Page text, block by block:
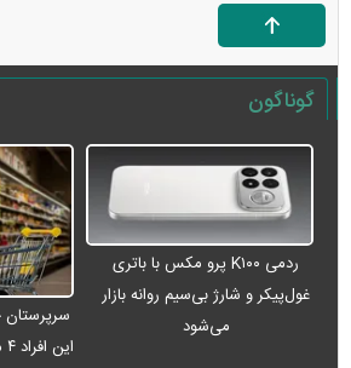
گوناگون
ردمی K۱۰۰ پرو مکس با باتری
غول‌پیکر و شارژ بی‌سیم روانه بازار
می‌شود
سرپرستان
این افراد ۴ میلیون تومان شارژ شد